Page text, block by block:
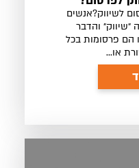
לשיווק?אנשים
והדבר
הם פרסומות בכל
או...